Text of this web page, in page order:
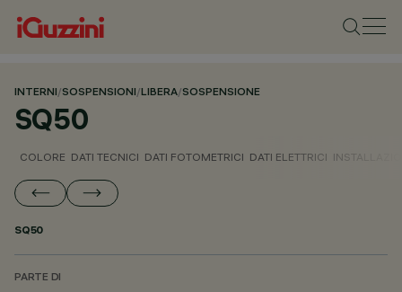
INTERNI/SOSPENSIONI/LIBERA/SOSPENSIONE
SQ50
COLORE DATI TECNICI DATI FOTOMETRICI DATI ELETTRICI
SQ50
PARTE DI